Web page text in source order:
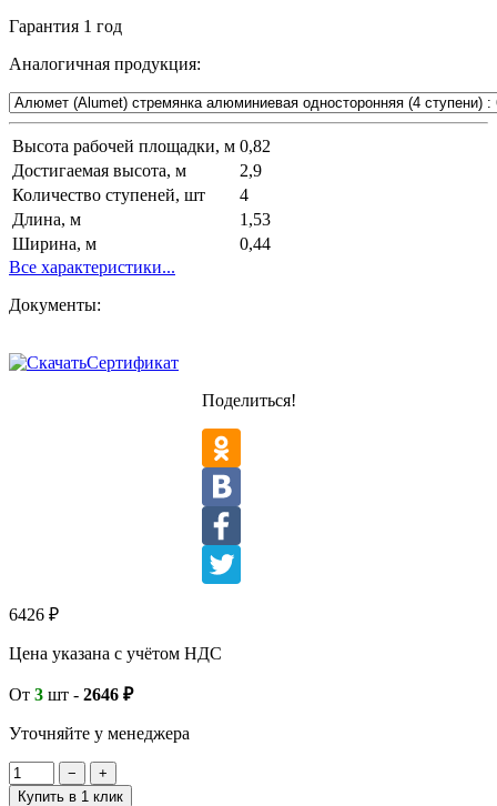
Гарантия 1 год
Аналогичная продукция:
Высота рабочей площадки, м 0,82
Достигаемая высота, м
2,9
Количество ступеней, шт
4
Длина, м
1,53
Ширина, м
0,44
Все характеристики...
Документы:
Сертификат
Поделиться!
6426 ₽
Цена указана с учётом НДС
От 3 шт - 2646 ₽
Уточняйте у менеджера
−
+
Купить в 1 клик